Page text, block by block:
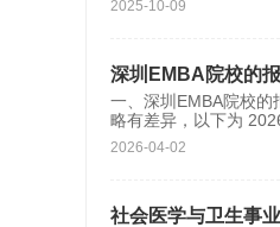
2025-10-09
深圳EMBA院校的
一、深圳EMBA院校的
略有差异，以下为
2026-04-02
社会医学与卫生事